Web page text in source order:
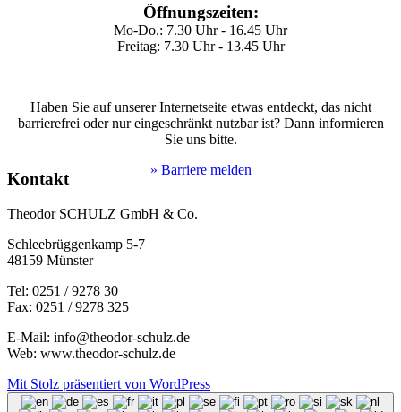
Öffnungszeiten:
Mo-Do.: 7.30 Uhr - 16.45 Uhr
Freitag: 7.30 Uhr - 13.45 Uhr
Haben Sie auf unserer Internetseite etwas entdeckt, das nicht
barrierefrei oder nur eingeschränkt nutzbar ist? Dann informieren
Sie uns bitte.
» Barriere melden
Kontakt
Theodor SCHULZ GmbH & Co.
Schleebrüggenkamp 5-7
48159 Münster
Tel: 0251 / 9278 30
Fax: 0251 / 9278 325
E-Mail: info@theodor-schulz.de
Web: www.theodor-schulz.de
Mit Stolz präsentiert von WordPress